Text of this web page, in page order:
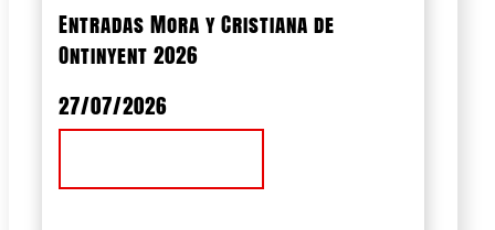
Entradas Mora y Cristiana de
Ontinyent 2026
27/07/2026